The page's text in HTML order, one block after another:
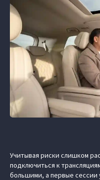
Учитывая риски слишком
подключиться к
большими, а первые сессии